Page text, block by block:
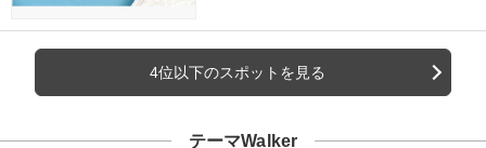
4位以下のスポットを見る
テーマWalker